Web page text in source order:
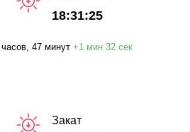
18:31:25
, 47 минут +1 мин 32 сек
Закат